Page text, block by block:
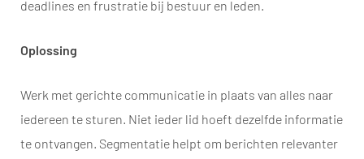
deadlines en frustratie bij bestuur en leden.
Oplossing
Werk met gerichte communicatie in plaats van alles naar
iedereen te sturen. Niet ieder lid hoeft dezelfde informatie
te ontvangen. Segmentatie helpt om berichten relevanter